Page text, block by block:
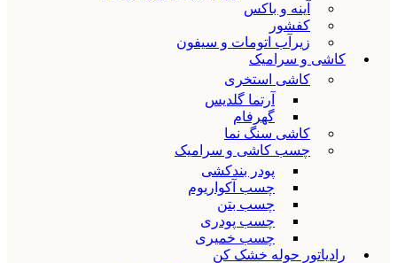
آینه و باکس
کفشور
زیرآب اتومات و سیفون
کاشی و سرامیک
کاشی استخری
آرتما گلدیس
گهرفام
کاشی سنگ نما
چسب کاشی و سرامیک
پودر بندکشی
چسب آکواریوم
چسب بتن
چسب پودری
چسب خمیری
رادیاتور حوله خشک کن